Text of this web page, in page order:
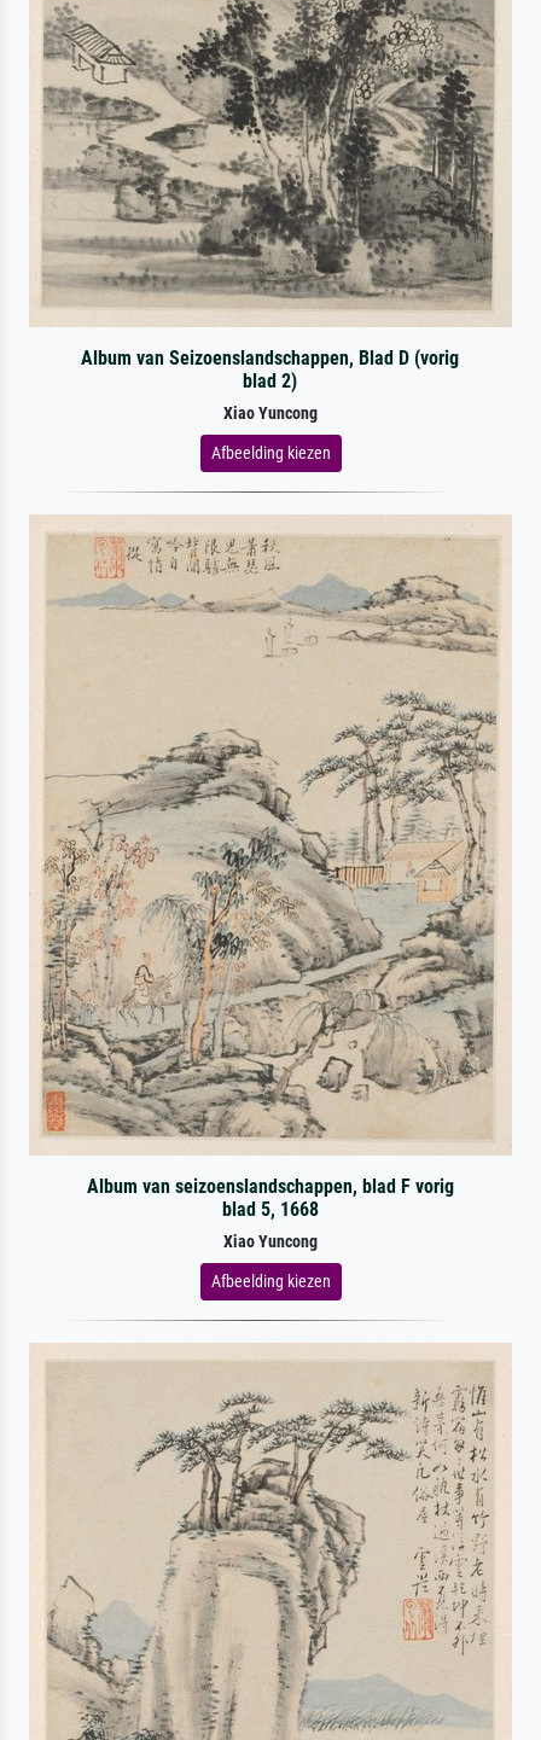
Album van Seizoenslandschappen, Blad D (vorig
blad 2)
Xiao Yuncong
Afbeelding kiezen
Album van seizoenslandschappen, blad F vorig
blad 5, 1668
Xiao Yuncong
Afbeelding kiezen